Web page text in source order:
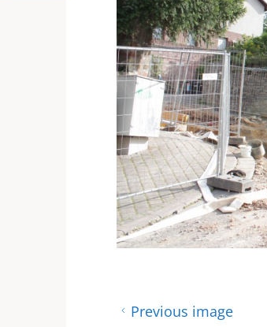
Previous image